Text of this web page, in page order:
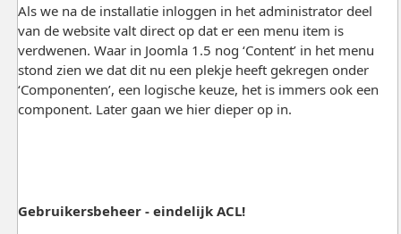
Als we na de installatie inloggen in het administrator deel
van de website valt direct op dat er een menu item is
verdwenen. Waar in Joomla 1.5 nog ‘Content’ in het menu
stond zien we dat dit nu een plekje heeft gekregen onder
‘Componenten’, een logische keuze, het is immers ook een
component. Later gaan we hier dieper op in.
Gebruikersbeheer - eindelijk ACL!